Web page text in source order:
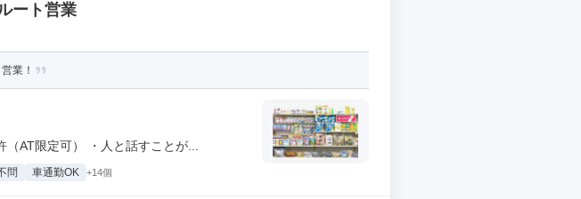
ート営業
業！
AT限定可） ・人と話すことが...
問 車通勤OK +14個